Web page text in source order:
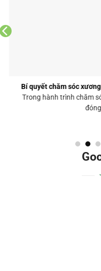
Bí quyết chăm sóc
Trong hành trình chăm